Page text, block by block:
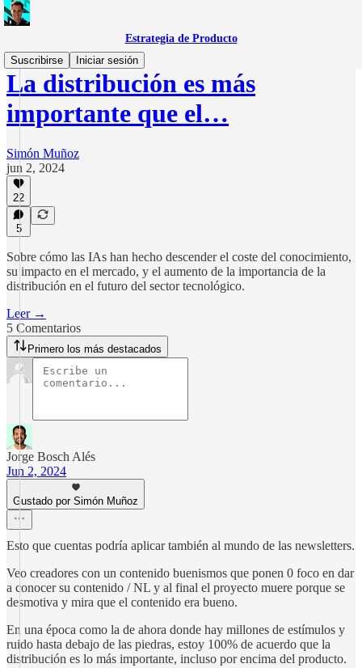
Estrategia de Producto
Suscribirse
Iniciar sesión
La distribución es más
importante que el…
Simón Muñoz
jun 2, 2024
22
5
Sobre cómo las IAs han hecho descender el coste del conocimiento,
su impacto en el mercado, y el aumento de la importancia de la
distribución en el futuro del sector tecnológico.
Leer →
5 Comentarios
Primero los más destacados
Jorge Bosch Alés
Jun 2, 2024
Gustado por Simón Muñoz
Esto que cuentas podría aplicar también al mundo de las newsletters.
Veo creadores con un contenido buenismos que ponen 0 foco en dar
a conocer su contenido / NL y al final el proyecto muere porque se
desmotiva y mira que el contenido era bueno.
En una época como la de ahora donde hay millones de estímulos y
ruido hasta debajo de las piedras, estoy 100% de acuerdo que la
distribución es lo más importante, incluso por encima del producto.